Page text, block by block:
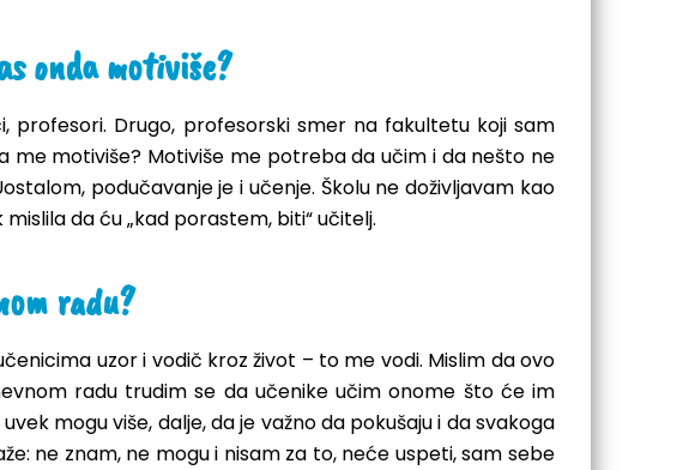
onda motiviše?
profesori. Drugo, profesorski smer na fakultetu koji sam
me motiviše? Motiviše me potreba da učim i da nešto ne
podučavanje je i učenje. Školu ne doživljavam kao
da ću „kad porastem, biti“ učitelj.
radu?
uzor i vodič kroz život – to me vodi. Mislim da ovo
radu trudim se da učenike učim onome što će im
mogu više, dalje, da je važno da pokušaju i da svakoga
ne znam, ne mogu i nisam za to, neće uspeti, sam sebe